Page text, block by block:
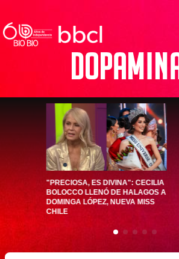
"PRECIOSA, ES DIVINA": CECILIA
BOLOCCO LLENÓ DE HALAGOS A
DOMINGA LÓPEZ, NUEVA MISS
CHILE